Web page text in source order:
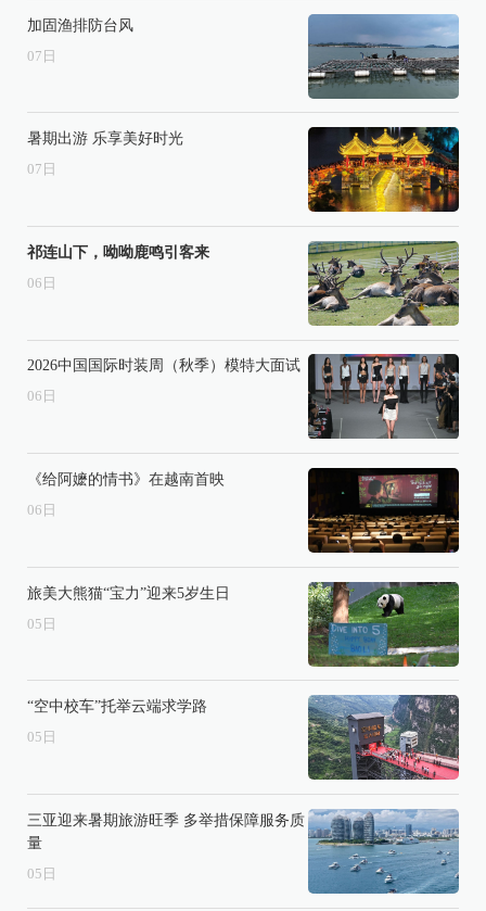
加固渔排防台风
07 日
暑期出游 乐享美好时光
07 日
祁连山下，呦呦鹿鸣引客来
06 日
2026中国国际时装周（秋季）模特大面试
06 日
《给阿嬷的情书》在越南首映
06 日
旅美大熊猫“宝力”迎来5岁生日
05 日
“空中校车”托举云端求学路
05 日
三亚迎来暑期旅游旺季 多举措保障服务质
量
05 日